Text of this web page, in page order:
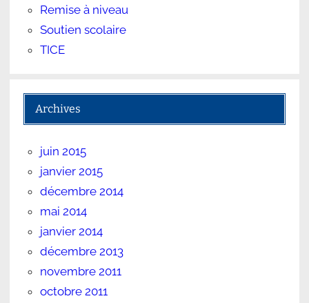
Remise à niveau
Soutien scolaire
TICE
Archives
juin 2015
janvier 2015
décembre 2014
mai 2014
janvier 2014
décembre 2013
novembre 2011
octobre 2011